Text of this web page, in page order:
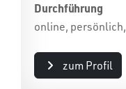
Durchführung
online,
zum Profil